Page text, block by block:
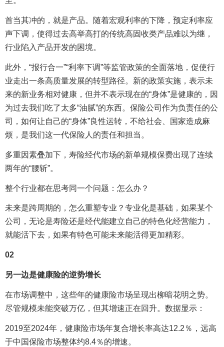
首当其冲的，就是产品。随着宏观利率的下降，预定利率应
声下调，使得过去高举高打的传统高固收类产品难以为继，
行业陷入产品开发的困境。
此外，“报行合一”“利率下调”等监管政策的全面落地，促使行
业走出一条高质量发展的转型路径。新的政策实施，表示未
来的新业务相对健康，但并不表示现在的“身体”是健康的，因
为过去我们吃了太多“油腻”的东西。保险公司作为负责任的公
司，如何让自己的“身体”良性运转，不给社会、国家造成麻
烦，是我们这一代保险人的责任和担当。
多重因素叠加下，寿险经代市场的新单规模保费出现了连续
两年的“腰斩”。
整个行业都在思考同一个问题：怎么办？
未来是跨周期的，怎么重塑专业？专业化是基础，如果某个
公司，无论是寿险还是经代能建立自己的特色化经营能力，
就能活下去，如果有特色可能未来能活得更加精彩。
02
另一边是健康险的逆势增长
在市场调整中，这些年的健康险市场呈现出柳暗花明之势。
尽管规模未能突破万亿，但其增速正在回升。数据显示：
2019至2024年，健康险市场年复合增长率高达12.2％，远高
于中国保险市场整体约8.4％的增速。